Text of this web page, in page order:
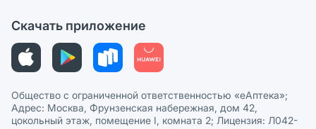
Политика в отношении обработки персональных данных
Скачать приложение
Общество с ограниченной ответственностью «еАптека»;
Адрес: Москва, Фрунзенская набережная, дом 42,
цокольный этаж, помещение I, комната 2; Лицензия: Л042-